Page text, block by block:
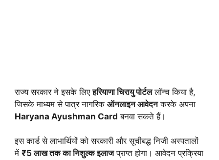
राज्य सरकार ने इसके लिएहरियाणा चिरायु पोर्टललॉन्च किया है,
जिसके माध्यम से पात्र नागरिक ऑनलाइन आवेदनकरके अपना
Haryana Ayushman Card बनवा सकते हैं।
इस कार्ड से लाभार्थियों को सरकारी और सूचीबद्ध निजी अस्पतालों
में ₹5 लाख तक का निशुल्क इलाजप्राप्त होगा। आवेदन प्रक्रिया